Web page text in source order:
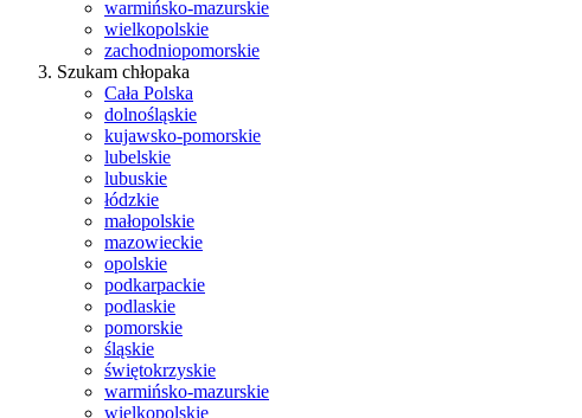
warmińsko-mazurskie
wielkopolskie
zachodniopomorskie
Szukam chłopaka
Cała Polska
dolnośląskie
kujawsko-pomorskie
lubelskie
lubuskie
łódzkie
małopolskie
mazowieckie
opolskie
podkarpackie
podlaskie
pomorskie
śląskie
świętokrzyskie
warmińsko-mazurskie
wielkopolskie